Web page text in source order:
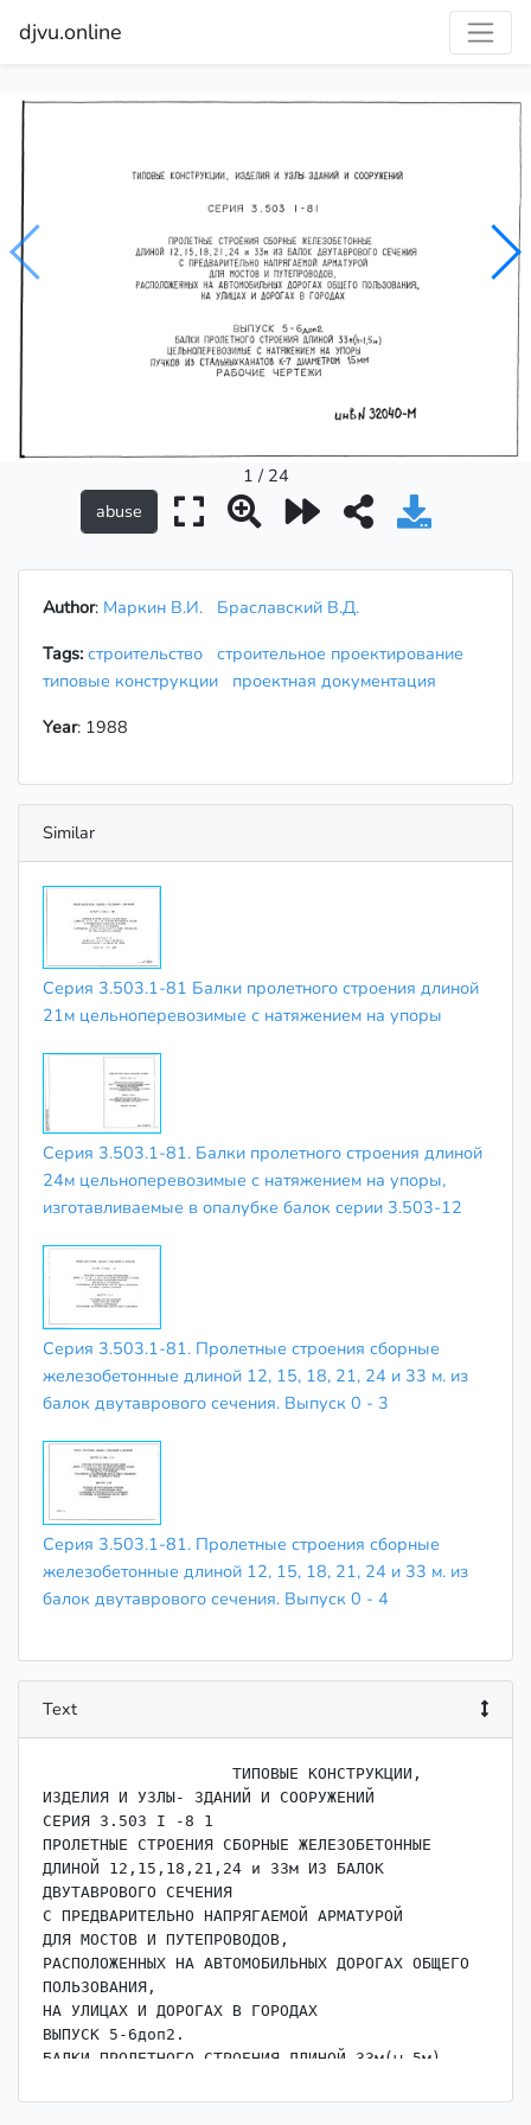
djvu.online
1 / 24
Author: Маркин В.И.
Браславский В.Д.
Tags: строительство строительное проектирование
типовые конструкции
проектная документация
Year: 1988
Similar
Серия 3.503.1-81 Балки пролетного строения длиной
21м цельноперевозимые с натяжением на упоры
Серия 3.503.1-81. Балки пролетного строения длиной
24м цельноперевозимые с натяжением на упоры,
изготавливаемые в опалубке балок серии 3.503-12
Серия 3.503.1-81. Пролетные строения сборные
железобетонные длиной 12, 15, 18, 21, 24 и 33 м. из
балок двутаврового сечения. Выпуск 0 - 3
Серия 3.503.1-81. Пролетные строения сборные
железобетонные длиной 12, 15, 18, 21, 24 и 33 м. из
балок двутаврового сечения. Выпуск 0 - 4
Text
ИЗДЕЛИЯ И УЗЛЫ- ЗДАНИЙ И СООРУЖЕНИЙ
СЕРИЯ 3.503 I -8 1
ПРОЛЕТНЫЕ СТРОЕНИЯ СБОРНЫЕ ЖЕЛЕЗОБЕТОННЫЕ
ДЛИНОЙ 12,15,18,21,24 и 33м ИЗ БАЛОК
ДВУТАВРОВОГО СЕЧЕНИЯ
С ПРЕДВАРИТЕЛЬНО НАПРЯГАЕМОЙ АРМАТУРОЙ
ДЛЯ МОСТОВ И ПУТЕПРОВОДОВ,
РАСПОЛОЖЕННЫХ НА АВТОМОБИЛЬНЫХ ДОРОГАХ ОБЩЕГО
ПОЛЬЗОВАНИЯ,
НА УЛИЦАХ И ДОРОГАХ В ГОРОДАХ
ВЫПУСК 5-6доп2.
БАЛКИ ПРОЛЕТНОГО СТРОЕНИЯ ДЛИНОЙ 33м(ы,5м)
ПУЧКОВ ИЗ СТАДЬНЫХКАНАТОВ К-7 ДИАМЕТРОМ \5мМ